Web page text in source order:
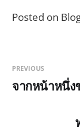
Posted on
PREVIOUS
จากหน้าหนึ่